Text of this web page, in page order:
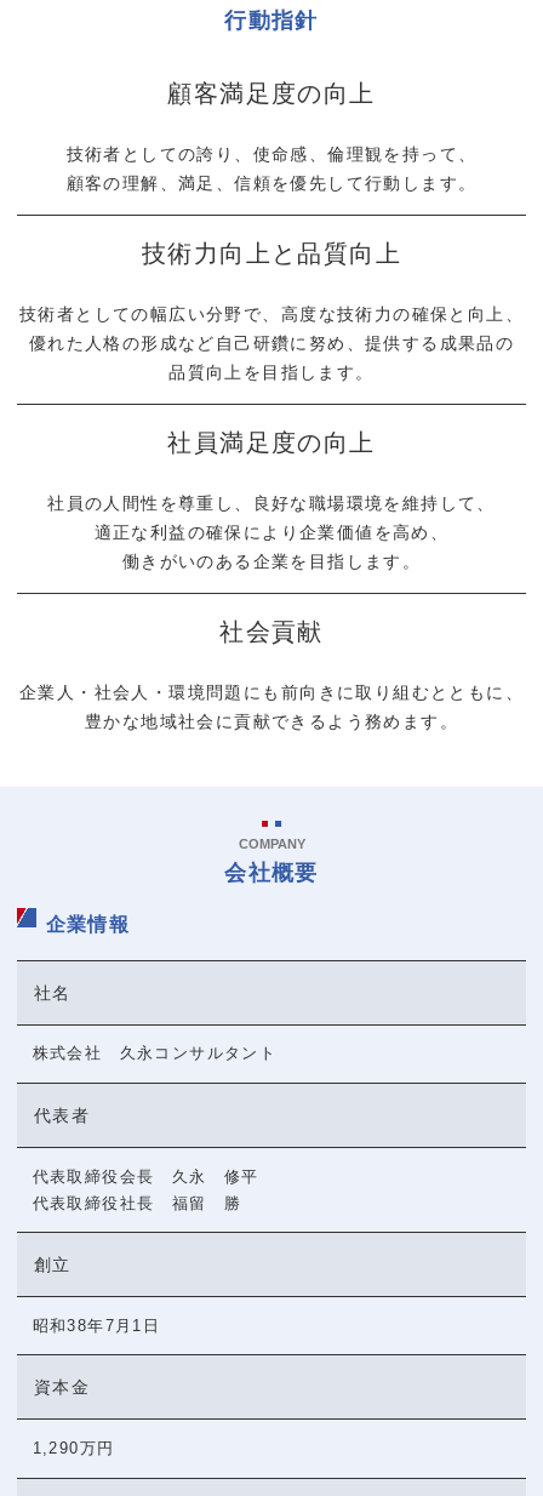
行動指針
顧客満足度の向上
技術者としての誇り、 使命感、倫理観を持って、
顧客の理解、 満足、信頼を優先して行動します。
技術力向上と品質向上
技術者としての幅広い分野で、 高度な技術力の確保と向上、
優れた人格の形成など自己研鑽に努め、 提供する成果品の
品質向上を目指します。
社員満足度の向上
社員の人間性を尊重し、
良好な職場環境を維持して、
適正な利益の確保により企業価値を高め、
働きがいのある企業を目指します。
社会貢献
企業人・社会人・環境問題にも 前向きに取り組むとともに、
豊かな地域社会に貢献できるよう務めます。
COMPANY
会社概要
企業情報
社名
株式会社 久永コンサルタント
代表者
代表取締役会長 久永 修平
代表取締役社長 福留 勝
創立
昭和38年7月1日
資本金
1,290万円